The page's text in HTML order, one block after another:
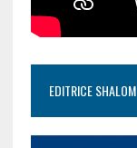
EDITRICE SHALOM